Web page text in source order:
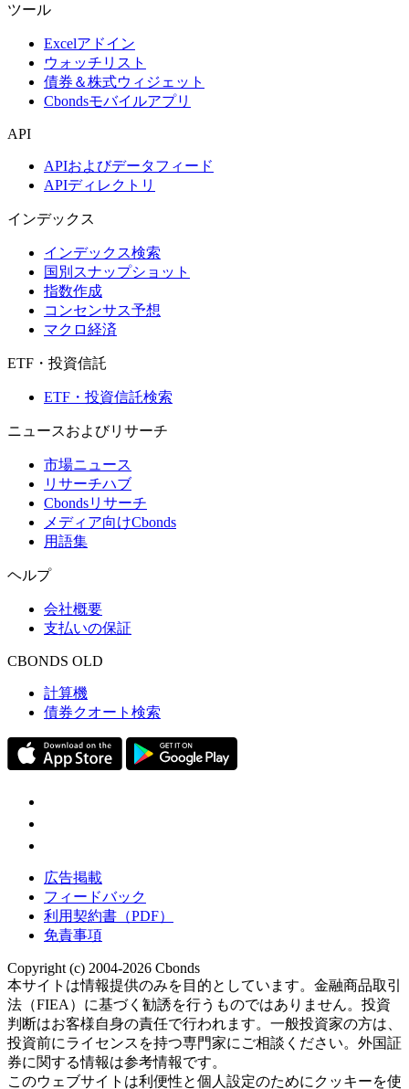
ツール
Excelアドイン
ウォッチリスト
債券＆株式ウィジェット
Cbondsモバイルアプリ
API
APIおよびデータフィード
APIディレクトリ
インデックス
インデックス検索
国別スナップショット
指数作成
コンセンサス予想
マクロ経済
ETF・投資信託
ETF・投資信託検索
ニュースおよびリサーチ
市場ニュース
リサーチハブ
Cbondsリサーチ
メディア向けCbonds
用語集
ヘルプ
会社概要
支払いの保証
CBONDS OLD
計算機
債券クオート検索
広告掲載
フィードバック
利用契約書（PDF）
免責事項
Copyright (c) 2004-2026 Cbonds
本サイトは情報提供のみを目的としています。金融商品取引
法（FIEA）に基づく勧誘を行うものではありません。投資
判断はお客様自身の責任で行われます。一般投資家の方は、
投資前にライセンスを持つ専門家にご相談ください。外国証
券に関する情報は参考情報です。
このウェブサイトは利便性と個人設定のためにクッキーを使